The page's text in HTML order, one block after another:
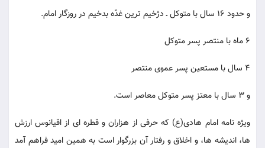
و حدود 16 سال با متوکل ـ دژخیم ترین غدّه بدخیم در روزگار امام.
6 ماه با منتصر پسر متوکل
4 سال با مستعین پسر عموی منتصر
و 3 سال با معتز پسر متوکل معاصر است.
ویژه نامه امام هادی(ع) که حرفی از هزاران و قطره ای از اقیانوس ارزش
ها، اندیشه ها، و اخلاق و رفتار آن بزرگوار است به همین امید فراهم آمد